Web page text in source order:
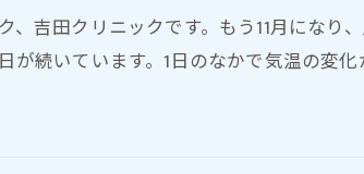
、吉田クリニックです。もう11月になり
が続いています。1日のなかで気温の変